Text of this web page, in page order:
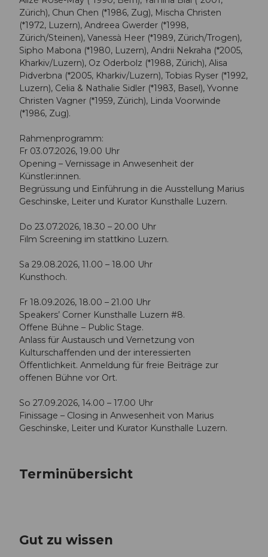
Zürich), Chun Chen (*1986, Zug), Mischa Christen
(*1972, Luzern), Andreea Gwerder (*1998,
Zürich/Steinen), Vanessà Heer (*1989, Zürich/Trogen),
Sipho Mabona (*1980, Luzern), Andrii Nekraha (*2005,
Kharkiv/Luzern), Oz Oderbolz (*1988, Zürich), Alisa
Pidverbna (*2005, Kharkiv/Luzern), Tobias Ryser (*1992,
Luzern), Celia & Nathalie Sidler (*1983, Basel), Yvonne
Christen Vagner (*1959, Zürich), Linda Voorwinde
(*1986, Zug).
Rahmenprogramm:
Fr 03.07.2026, 19.00 Uhr
Opening – Vernissage in Anwesenheit der
Künstler:innen.
Begrüssung und Einführung in die Ausstellung Marius
Geschinske, Leiter und Kurator Kunsthalle Luzern.
Do 23.07.2026, 18.30 – 20.00 Uhr
Film Screening im stattkino Luzern.
Sa 29.08.2026, 11.00 – 18.00 Uhr
Kunsthoch.
Fr 18.09.2026, 18.00 – 21.00 Uhr
Speakers’ Corner Kunsthalle Luzern #8.
Offene Bühne – Public Stage.
Anlass für Austausch und Vernetzung von
Kulturschaffenden und der interessierten
Öffentlichkeit. Anmeldung für freie Beiträge zur
offenen Bühne vor Ort.
So 27.09.2026, 14.00 – 17.00 Uhr
Finissage – Closing in Anwesenheit von Marius
Geschinske, Leiter und Kurator Kunsthalle Luzern.
Terminübersicht
Gut zu wissen